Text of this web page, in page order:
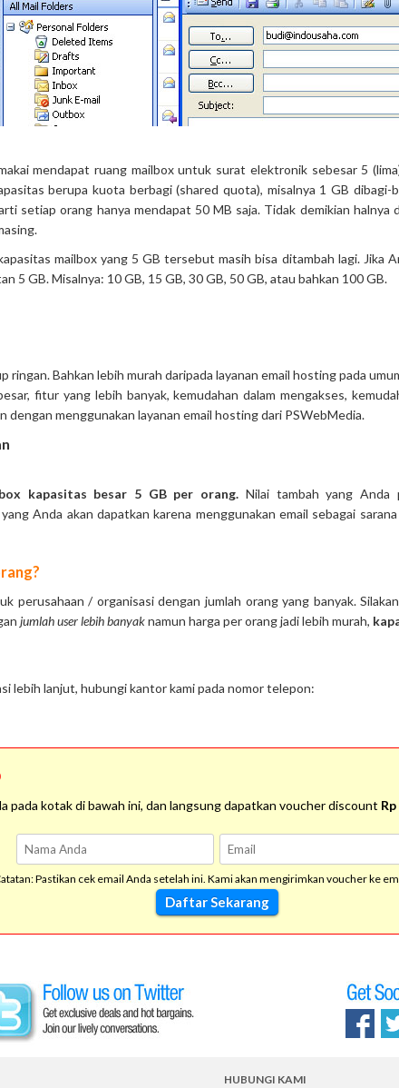
mendapat ruang mailbox untuk surat elektronik sebesar 5
berupa kuota berbagi (shared quota), misalnya 1 GB dibagi-
setiap orang hanya mendapat 50 MB saja. Tidak demikian halnya
mailbox yang 5 GB tersebut masih bisa ditambah lagi. Jika
5 GB. Misalnya: 10 GB, 15 GB, 30 GB, 50 GB, atau bahkan 100 GB.
ringan. Bahkan lebih murah daripada layanan email hosting pada
fitur yang lebih banyak, kemudahan dalam mengakses,
dengan menggunakan layanan email hosting dari PSWebMedia.
kapasitas besar 5 GB per orang. Nilai tambah yang Anda
Anda akan dapatkan karena menggunakan email sebagai
perusahaan / organisasi dengan jumlah orang yang banyak. Silakan
jumlah user lebih banyaknamun harga per orang jadi lebih murah,
lebih lanjut, hubungi kantor kami pada nomor telepon:
pada kotak di bawah ini, dan langsung dapatkan voucher discount
Pastikan cek email Anda setelah ini. Kami akan mengirimkan voucher ke
HUBUNGI KAMI